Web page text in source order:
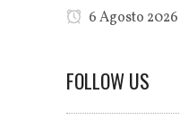
6 Agosto 2026
FOLLOW US